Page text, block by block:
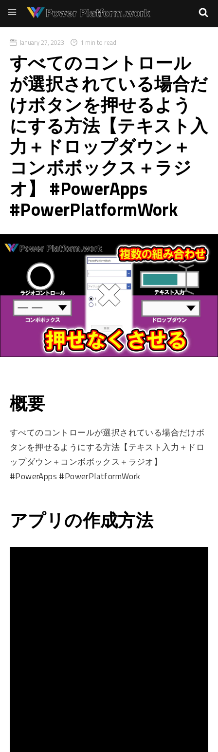
January 27, 2023 1 min to read
すべてのコントロール
が選択されている場合だ
けボタンを押せるよう
にする方法【テキスト入
力＋ドロップダウン＋
コンボボックス＋ラジ
オ】 #PowerApps
#PowerPlatformWork
概要
すべてのコントロールが選択されている場合だけボ
タンを押せるようにする方法【テキスト入力＋ドロ
ップダウン＋コンボボックス＋ラジオ】
#PowerApps #PowerPlatformWork
アプリの作成方法